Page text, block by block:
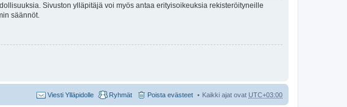
Sivuston ylläpitäjä voi myös antaa erityisoikeuksia rekisteröityneille
säännöt.
Kaikki ajat ovat UTC+03:00
Poista evästeet
Ryhmät
Viesti Ylläpidolle